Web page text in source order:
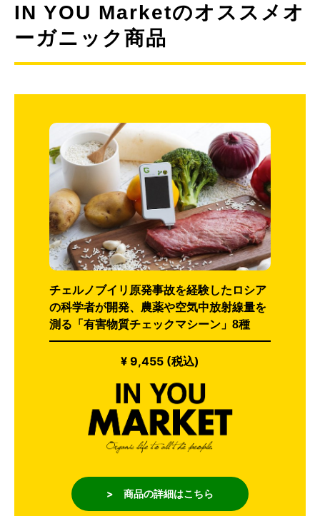
IN YOU Marketのオススメオ
ーガニック商品
チェルノブイリ原発事故を経験したロシア
の科学者が開発、農薬や空気中放射線量を
測る「有害物質チェックマシーン」8種
¥ 9,455 (税込)
> 商品の詳細はこちら